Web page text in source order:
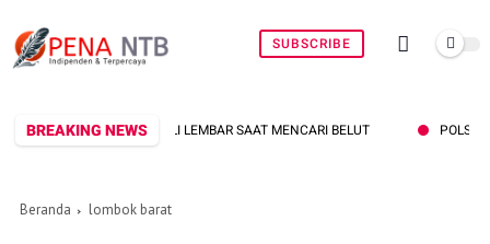
SUBSCRIBE
BREAKING NEWS
LEMBAR SAAT MENCARI BELUT POLSEK SEKOTONG KEJAR
Beranda lombok barat